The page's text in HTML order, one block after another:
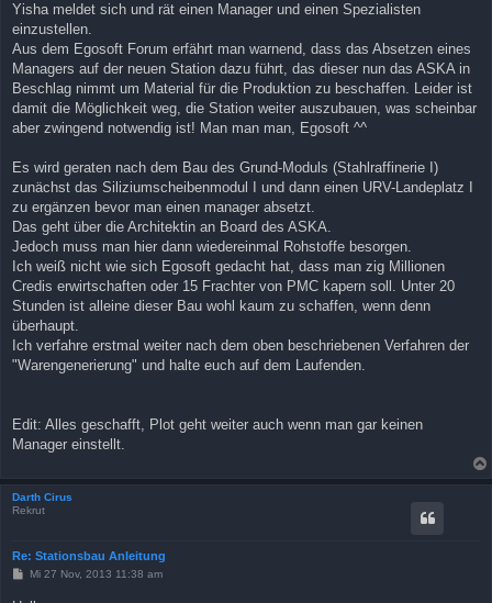
Yisha meldet sich und rät einen Manager und einen Spezialisten
einzustellen.
Aus dem Egosoft Forum erfährt man warnend, dass das Absetzen eines
Managers auf der neuen Station dazu führt, das dieser nun das ASKA in
Beschlag nimmt um Material für die Produktion zu beschaffen. Leider ist
damit die Möglichkeit weg, die Station weiter auszubauen, was scheinbar
aber zwingend notwendig ist! Man man man, Egosoft ^^
Es wird geraten nach dem Bau des Grund-Moduls (Stahlraffinerie I)
zunächst das Siliziumscheibenmodul I und dann einen URV-Landeplatz I
zu ergänzen bevor man einen manager absetzt.
Das geht über die Architektin an Board des ASKA.
Jedoch muss man hier dann wiedereinmal Rohstoffe besorgen.
Ich weiß nicht wie sich Egosoft gedacht hat, dass man zig Millionen
Credis erwirtschaften oder 15 Frachter von PMC kapern soll. Unter 20
Stunden ist alleine dieser Bau wohl kaum zu schaffen, wenn denn
überhaupt.
Ich verfahre erstmal weiter nach dem oben beschriebenen Verfahren der
"Warengenerierung" und halte euch auf dem Laufenden.
Edit: Alles geschafft, Plot geht weiter auch wenn man gar keinen
Manager einstellt.
Darth Cirus
Rekrut
Re: Stationsbau Anleitung
BMi 27 Nov, 2013 11:38 am